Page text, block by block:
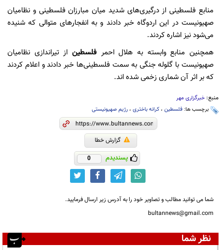
منابع فلسطینی از درگیری‌های شدید میان مبارزان فلسطینی و نظامیان
صهیونیست در این اردوگاه خبر دادند و به انفجارهای متوالی که شنیده
می‌شود نیز اشاره کردند.
همچنین منابع وابسته به هلال احمر فلسطین از تیراندازی نظامیان
صهیونیست با گلوله جنگی به سمت فلسطینی‌ها خبر دادند و اعلام کردند
که بر اثر آن شماری زخمی شده اند.
منبع: خبرگزاری مهر
برچسب ها: فلسطین ، کرانه باختری ، رژیم صهیونیستی
گزارش خطا
پسندیدم 0
شما می توانید مطالب و تصاویر خود را به آدرس زیر ارسال فرمایید.
bultannews@gmail.com
نظر شما